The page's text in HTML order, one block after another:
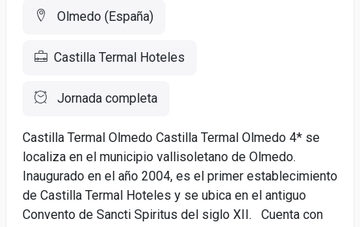
Olmedo (España)
Castilla Termal Hoteles
Jornada completa
Castilla Termal Olmedo Castilla Termal Olmedo 4* se
localiza en el municipio vallisoletano de Olmedo.
Inaugurado en el año 2004, es el primer establecimiento
de Castilla Termal Hoteles y se ubica en el antiguo
Convento de Sancti Spiritus del siglo XII. Cuenta con